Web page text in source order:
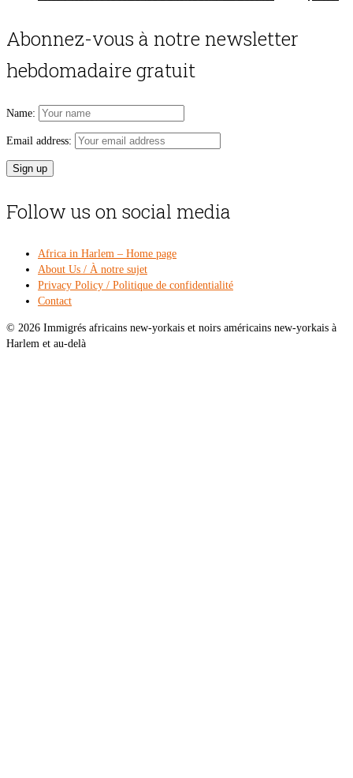
Abonnez-vous à notre newsletter
hebdomadaire gratuit
Name:
Email address:
Follow us on social media
Africa in Harlem – Home page
About Us / À notre sujet
Privacy Policy / Politique de confidentialité
Contact
© 2026 Immigrés africains new-yorkais et noirs américains new-yorkais à
Harlem et au-delà